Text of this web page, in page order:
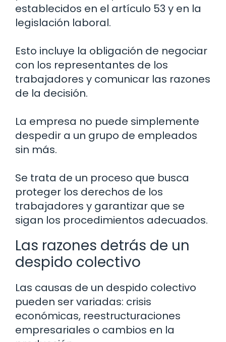
establecidos en el artículo 53 y en la
legislación laboral.
Esto incluye la obligación de negociar
con los representantes de los
trabajadores y comunicar las razones
de la decisión.
La empresa no puede simplemente
despedir a un grupo de empleados
sin más.
Se trata de un proceso que busca
proteger los derechos de los
trabajadores y garantizar que se
sigan los procedimientos adecuados.
Las razones detrás de un
despido colectivo
Las causas de un despido colectivo
pueden ser variadas: crisis
económicas, reestructuraciones
empresariales o cambios en la